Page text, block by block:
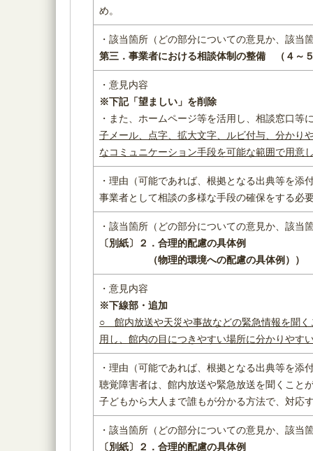
め。
・該当箇所（どの部分についての意見か、該当
第三．事業者における相談体制の整備 （４～
・意見内容
※下記「望ましい」を削除
・また、ホームページ等を活用し、相談窓口等
子メール、点字、拡大文字、ルビ付与、分かり
なコミュニケーション手段を可能な範囲で用意
・理由（可能であれば、根拠となる出典等を添
事業者として相談の多様な手段の確保をする必
・該当箇所（どの部分についての意見か、該当
〔別紙〕２．合理的配慮の具体例
（物理的環境への配慮の具体例））
・意見内容
※下線部・追加
○ 館内放送や天災や事故などの緊急情報を聞
用し、館内の目につきやすい場所に分かりやす
・理由（可能であれば、根拠となる出典等を添
聴覚障害者は、館内放送や緊急放送を聞くこと
子どもから大人まで誰もが分かる方法で、対応
・該当箇所（どの部分についての意見か、該当
〔別紙〕２．合理的配慮の具体例